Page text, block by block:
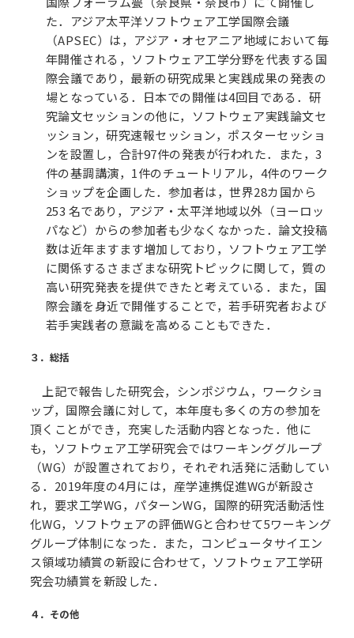
た．アジア太平洋ソフトウェア工学国際会議
（APSEC）は，アジア・オセアニア地域において毎
年開催される，ソフトウェア工学分野を代表する国
際会議であり，最新の研究成果と実践成果の発表の
場となっている．日本での開催は4回目である．研
究論文セッションの他に，ソフトウェア実践論文セ
ッション，研究速報セッション，ポスターセッショ
ンを設置し，合計97件の発表が行われた．また，3
件の基調講演，1件のチュートリアル，4件のワーク
ショップを企画した．参加者は，世界28カ国から
253 名であり，アジア・太平洋地域以外（ヨーロッ
パなど）からの参加者も少なくなかった．論文投稿
数は近年ますます増加しており，ソフトウェア工学
に関係するさまざまな研究トピックに関して，質の
高い研究発表を提供できたと考えている．また，国
際会議を身近で開催することで，若手研究者および
若手実践者の意識を高めることもできた．
３．総括
上記で報告した研究会，シンポジウム，ワークショ
ップ，国際会議に対して，本年度も多くの方の参加を
頂くことができ，充実した活動内容となった．他に
も，ソフトウェア工学研究会ではワーキンググループ
（WG）が設置されており，それぞれ活発に活動してい
る．2019年度の4月には，産学連携促進WGが新設さ
れ，要求工学WG，パターンWG，国際的研究活動活性
化WG，ソフトウェアの評価WGと合わせて5ワーキング
グループ体制になった．また，コンピュータサイエン
ス領域功績賞の新設に合わせて，ソフトウェア工学研
究会功績賞を新設した．
４．その他